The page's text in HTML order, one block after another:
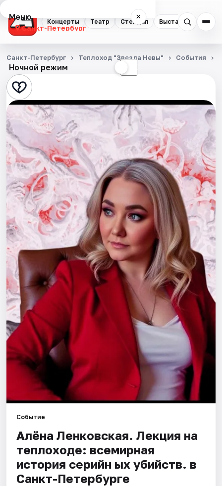
Концерты Театр Стендап Выставки
Меню ×
Санкт-Петербург
Концерты
Театр
Стендап
Выставки
Квесты
Экскурсии
Спорт
События
Города
Площадки
Артисты
Рейтинги
Ночной режим ☾
Санкт-Петербург Теплоход "Звезда Невы" События
Событие
Алёна Ленковская. Лекция на
теплоходе: всемирная
история серийн ых убийств. в
Санкт-Петербурге